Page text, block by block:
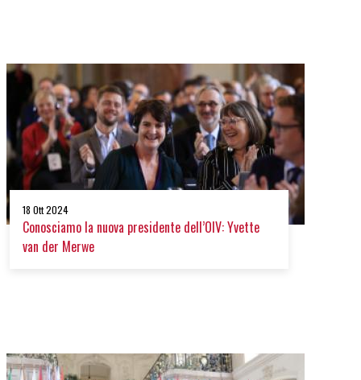
18 Ott 2024
Conosciamo la nuova presidente dell’OIV: Yvette
van der Merwe